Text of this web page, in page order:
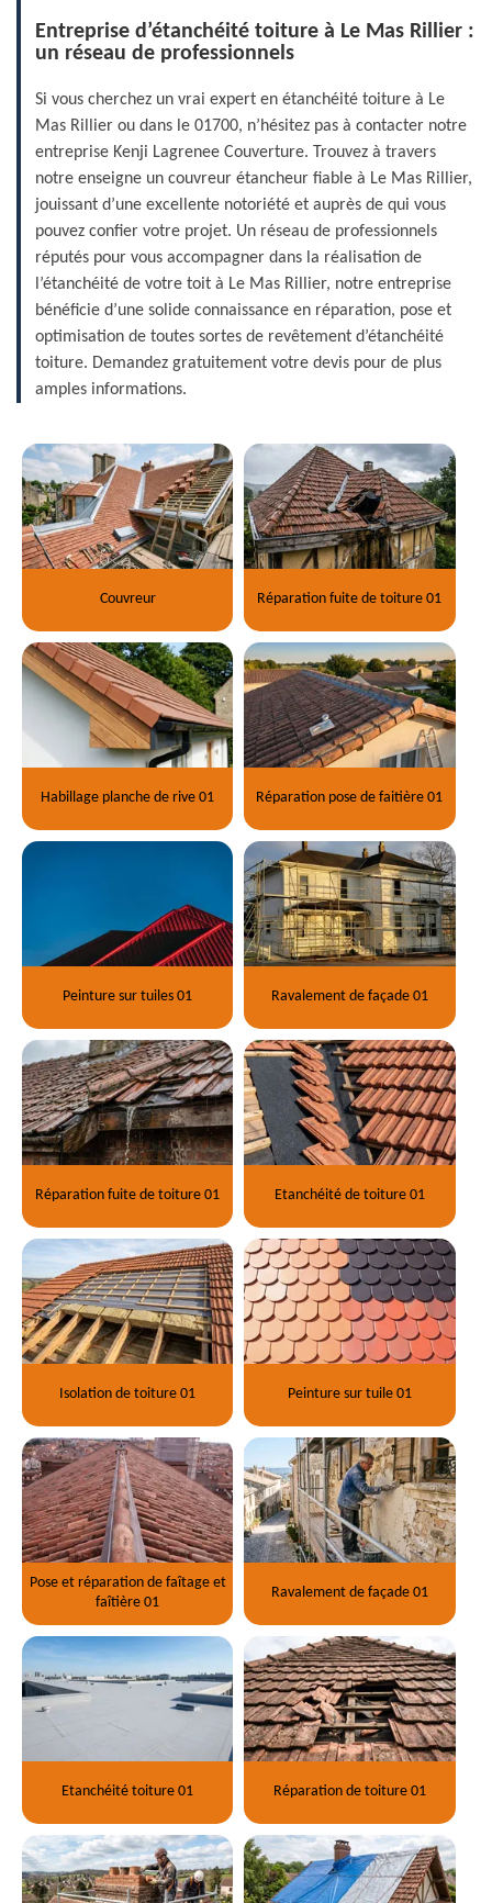
Entreprise d’étanchéité toiture à Le Mas Rillier :
un réseau de professionnels
Si vous cherchez un vrai expert en étanchéité toiture à Le
Mas Rillier ou dans le 01700, n’hésitez pas à contacter notre
entreprise Kenji Lagrenee Couverture. Trouvez à travers
notre enseigne un couvreur étancheur fiable à Le Mas Rillier,
jouissant d’une excellente notoriété et auprès de qui vous
pouvez confier votre projet. Un réseau de professionnels
réputés pour vous accompagner dans la réalisation de
l’étanchéité de votre toit à Le Mas Rillier, notre entreprise
bénéficie d’une solide connaissance en réparation, pose et
optimisation de toutes sortes de revêtement d’étanchéité
toiture. Demandez gratuitement votre devis pour de plus
amples informations.
Couvreur Réparation fuite de toiture 01
Habillage planche de rive 01 Réparation pose de faitière 01
Peinture sur tuiles 01 Ravalement de façade 01
Réparation fuite de toiture 01 Etanchéité de toiture 01
Isolation de toiture 01 Peinture sur tuile 01
Pose et réparation de faîtage et
faîtière 01
Ravalement de façade 01
Etanchéité toiture 01 Réparation de toiture 01